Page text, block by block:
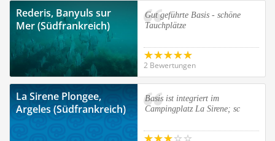
Rederis, Banyuls sur
Mer (Südfrankreich)
Gut geführte Basis - schöne
Tauchplätze
2 Bewertungen
La Sirene Plongee,
Argeles (Südfrankreich)
Basis ist integriert im
Campingplatz La Sirene; sc